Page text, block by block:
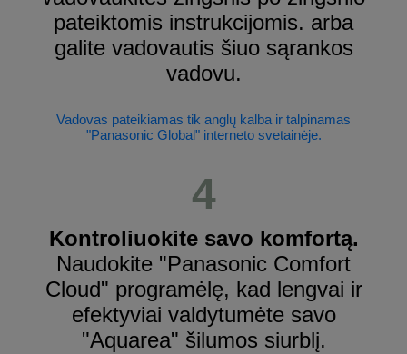
pateiktomis instrukcijomis. arba
galite vadovautis šiuo sąrankos
vadovu.
Vadovas pateikiamas tik anglų kalba ir talpinamas
"Panasonic Global" interneto svetainėje.
4
Kontroliuokite savo komfortą.
Naudokite "Panasonic Comfort
Cloud" programėlę, kad lengvai ir
efektyviai valdytumėte savo
"Aquarea" šilumos siurblį.